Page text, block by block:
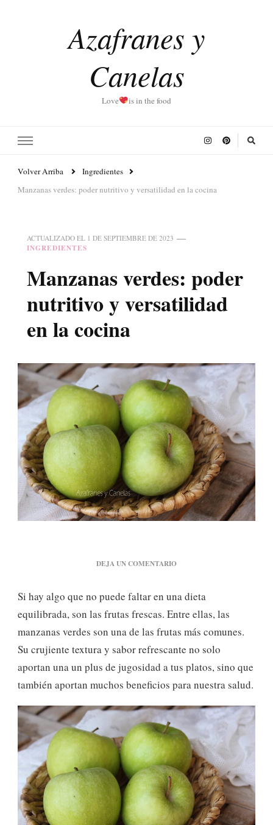
Azafranes y
Canelas
Love is in the food
Volver Arriba
Ingredientes
Manzanas verdes: poder nutritivo y versatilidad en la cocina
ACTUALIZADO EL 1 DE SEPTIEMBRE DE 2023
INGREDIENTES
Manzanas verdes: poder
nutritivo y versatilidad
en la cocina
DEJA UN COMENTARIOEN
PODER
NUTRITIVO
Y
VERSATILIDAD
LA
COCINA
Si hay algo que no puede faltar en una dieta
equilibrada, son las frutas frescas. Entre ellas, las
manzanas verdes son una de las frutas más comunes.
Su crujiente textura y sabor refrescante no solo
aportan una un plus de jugosidad a tus platos, sino que
también aportan muchos beneficios para nuestra salud.